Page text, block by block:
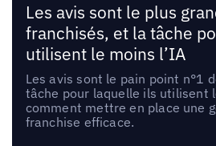
Les avis sont le plus
franchisés, et la tâche
utilisent le moins l’IA
Les avis sont le pain point n°1
tâche pour laquelle ils utilisent
comment mettre en place une
franchise efficace.